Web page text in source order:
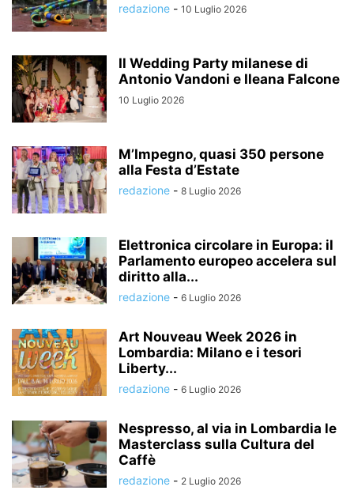
redazione - 10 Luglio 2026
Il Wedding Party milanese di
Antonio Vandoni e Ileana Falcone
10 Luglio 2026
M’Impegno, quasi 350 persone
alla Festa d’Estate
redazione - 8 Luglio 2026
Elettronica circolare in Europa: il
Parlamento europeo accelera sul
diritto alla...
redazione - 6 Luglio 2026
Art Nouveau Week 2026 in
Lombardia: Milano e i tesori
Liberty...
redazione - 6 Luglio 2026
Nespresso, al via in Lombardia le
Masterclass sulla Cultura del
Caffè
redazione - 2 Luglio 2026